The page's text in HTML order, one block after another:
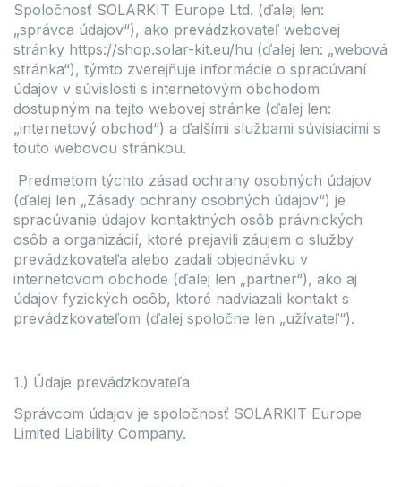
Spoločnosť SOLARKIT Europe Ltd. (ďalej len:
„správca údajov“), ako prevádzkovateľ webovej
stránky https://shop.solar-kit.eu/hu (ďalej len: „webová
stránka“), týmto zverejňuje informácie o spracúvaní
údajov v súvislosti s internetovým obchodom
dostupným na tejto webovej stránke (ďalej len:
„internetový obchod“) a ďalšími službami súvisiacimi s
touto webovou stránkou.
Predmetom týchto zásad ochrany osobných údajov
(ďalej len „Zásady ochrany osobných údajov“) je
spracúvanie údajov kontaktných osôb právnických
osôb a organizácií, ktoré prejavili záujem o služby
prevádzkovateľa alebo zadali objednávku v
internetovom obchode (ďalej len „partner“), ako aj
údajov fyzických osôb, ktoré nadviazali kontakt s
prevádzkovateľom (ďalej spoločne len „užívateľ“).
1.) Údaje prevádzkovateľa
Správcom údajov je spoločnosť SOLARKIT Europe
Limited Liability Company.